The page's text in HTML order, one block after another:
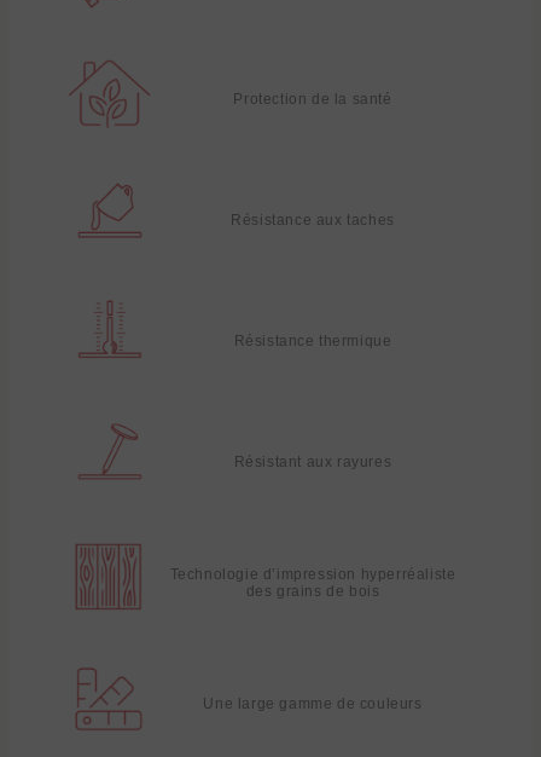
Protection de la santé
Résistance aux taches
Résistance thermique
Résistant aux rayures
Technologie d’impression hyperréaliste
des grains de bois
Une large gamme de couleurs